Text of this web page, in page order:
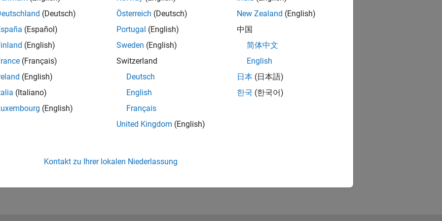
and visualizing data
, techniques for online
and design considerations to allow efficient storage
RELATED INFORMATION
(Deutsch)
(Español)
(English)
(Français)
(English)
(Italiano)
(English)
Österreich (Deutsch)
Portugal (English)
Sweden (English)
Switzerland
Deutsch
English
Français
United Kingdom (English)
New Zealand (English)
中国
简体中文
English
日本 (日本語)
한국 (한국어)
Kontakt zu Ihrer lokalen Niederlassung